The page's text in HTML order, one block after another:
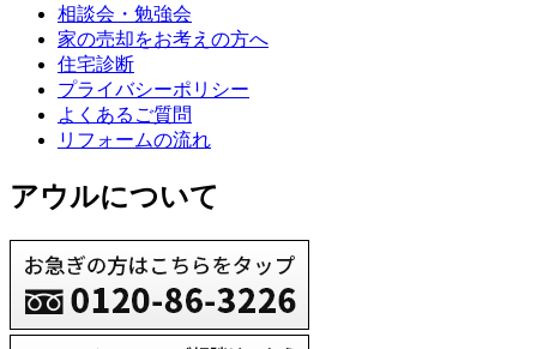
相談会・勉強会
家の売却をお考えの方へ
住宅診断
プライバシーポリシー
よくあるご質問
リフォームの流れ
アウルについて